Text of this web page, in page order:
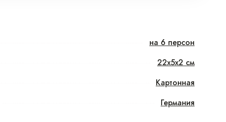
на 6 персон
22x5x2 см
Картонная
Германия